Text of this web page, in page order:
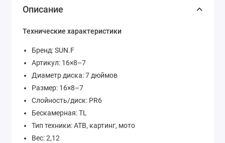
Описание
Технические характеристики
Бренд: SUN.F
Артикул: 16×8–7
Диаметр диска: 7 дюймов
Размер: 16×8–7
Слойность/диск: PR6
Бескамерная: TL
Тип техники: АТВ, картинг, мото
Вес: 2,12